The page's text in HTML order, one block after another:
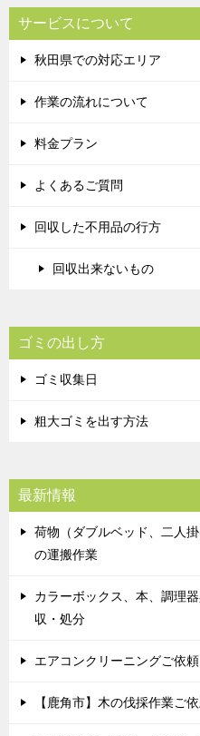
サービスについて
秋田県での対応エリア
作業の流れについて
料金プラン
よくあるご質問
回収した不用品の行方
回収出来ないもの
ゴミの出し方
ゴミ収集日
粗大ゴミを出す方法
最新情報
荷物（ダブルベッド、二人
の運搬作業
カラーボックス、本、調理
収・処分
エアコンクリーニングご依
【鹿角市】木の伐採作業ご